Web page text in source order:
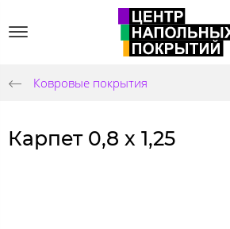
Ковровые покрытия
Карпет 0,8 х 1,25